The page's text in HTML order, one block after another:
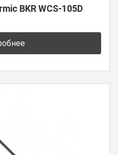
BKR WCS-105D